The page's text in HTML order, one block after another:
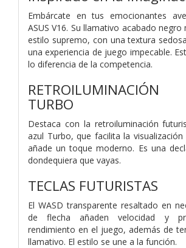
Embárcate en tus emocionantes
ASUS V16. Su llamativo acabado
estilo supremo, con una textura
una experiencia de juego impecable.
lo diferencia de la competencia.
TURBO
Destaca con la retroiluminación
azul Turbo, que facilita la
añade un toque moderno. Es una
dondequiera que vayas.
TECLAS FUTURISTAS
El WASD transparente resaltado en
de flecha añaden velocidad y
rendimiento en el juego, además de
llamativo. El estilo se une a la función.